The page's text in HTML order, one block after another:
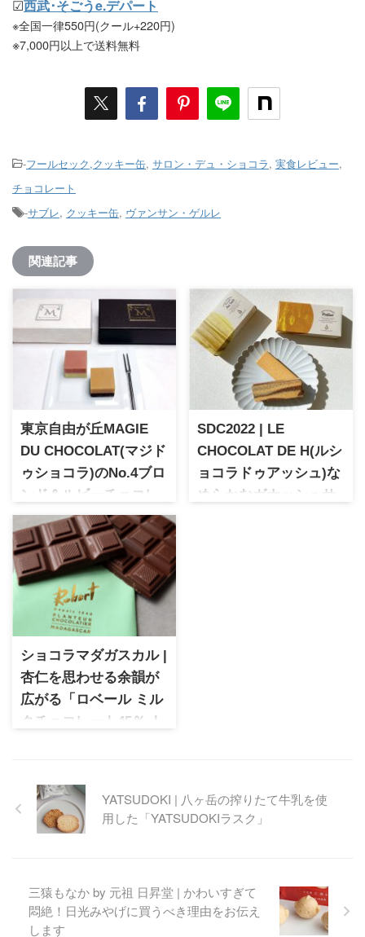
☑西武･そごうe.デパート
※全国一律550円(クール+220円)
※7,000円以上で送料無料
-フールセック,クッキー缶, サロン・デュ・ショコラ, 実食レビュー,
チョコレート
-サブレ, クッキー缶, ヴァンサン・ゲルレ
関連記事
東京自由が丘MAGIE
DU CHOCOLAT(マジド
ゥショコラ)のNo.4ブロ
ンド＆ルビーチョコレ
ート
東京自由が丘に店舗を構える
チョコレート専門店。ビーン
トゥバー製法にこだわってお
り季節ごとに仕入れるカカオ
にもこだわっています。第4の
チョコレートと呼ばれるブロ
しても知られています
SDC2022 | LE
CHOCOLAT DE H(ルシ
ョコラドゥアッシュ)な
めらかなガナッシュサ
ショコラマダガスカル |
杏仁を思わせる余韻が
広がる「ロベール ミル
クチョコレート45％ ト
スカル産カカオを使用した
Bean-to-Barブランドのタブレ
ットチョコレート「ロベール
ミルクチョコレート45％ トン
思わせる余韻が広がる味わい
の魅力を詳しく紹介します。
YATSUDOKI | 八ヶ岳の搾りたて牛乳を使
用した「YATSUDOKIラスク」
三猿もなか by 元祖 日昇堂 | かわいすぎて
悶絶！日光みやげに買うべき理由をお伝え
します